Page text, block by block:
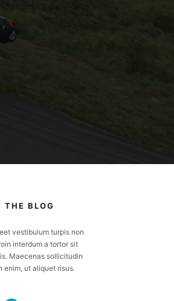
THE BLOG
vestibulum turpis non
interdum a tortor sit
Maecenas sollicitudin
enim, ut aliquet risus.